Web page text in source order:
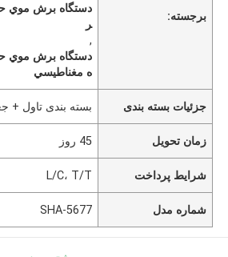
برجسته:
ر
,
دستگاه برش موي
ه مغناطيسي
جزئیات بسته بندی بسته بندی تاول +
زمان تحویل 45 روز
شرایط پرداخت L/C، T/T
شماره مدل SHA-5677